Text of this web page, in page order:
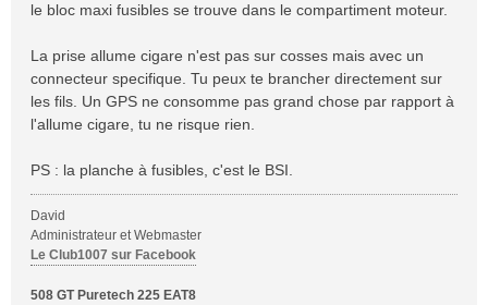
le bloc maxi fusibles se trouve dans le compartiment moteur.
La prise allume cigare n'est pas sur cosses mais avec un
connecteur specifique. Tu peux te brancher directement sur
les fils. Un GPS ne consomme pas grand chose par rapport à
l'allume cigare, tu ne risque rien.
PS : la planche à fusibles, c'est le BSI.
David
Administrateur et Webmaster
Le Club1007 sur Facebook
508 GT Puretech 225 EAT8